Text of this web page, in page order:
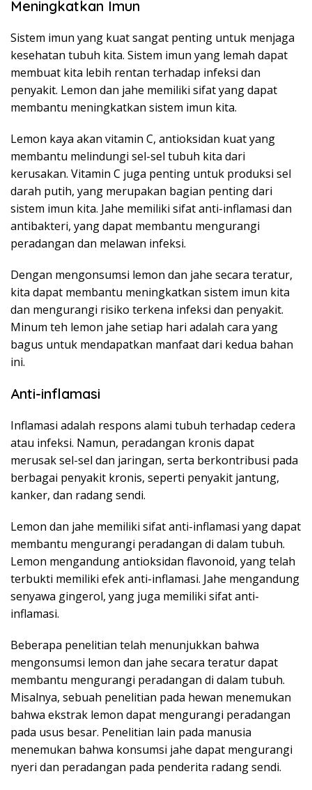
Meningkatkan Imun
Sistem imun yang kuat sangat penting untuk menjaga
kesehatan tubuh kita. Sistem imun yang lemah dapat
membuat kita lebih rentan terhadap infeksi dan
penyakit. Lemon dan jahe memiliki sifat yang dapat
membantu meningkatkan sistem imun kita.
Lemon kaya akan vitamin C, antioksidan kuat yang
membantu melindungi sel-sel tubuh kita dari
kerusakan. Vitamin C juga penting untuk produksi sel
darah putih, yang merupakan bagian penting dari
sistem imun kita. Jahe memiliki sifat anti-inflamasi dan
antibakteri, yang dapat membantu mengurangi
peradangan dan melawan infeksi.
Dengan mengonsumsi lemon dan jahe secara teratur,
kita dapat membantu meningkatkan sistem imun kita
dan mengurangi risiko terkena infeksi dan penyakit.
Minum teh lemon jahe setiap hari adalah cara yang
bagus untuk mendapatkan manfaat dari kedua bahan
ini.
Anti-inflamasi
Inflamasi adalah respons alami tubuh terhadap cedera
atau infeksi. Namun, peradangan kronis dapat
merusak sel-sel dan jaringan, serta berkontribusi pada
berbagai penyakit kronis, seperti penyakit jantung,
kanker, dan radang sendi.
Lemon dan jahe memiliki sifat anti-inflamasi yang dapat
membantu mengurangi peradangan di dalam tubuh.
Lemon mengandung antioksidan flavonoid, yang telah
terbukti memiliki efek anti-inflamasi. Jahe mengandung
senyawa gingerol, yang juga memiliki sifat anti-
inflamasi.
Beberapa penelitian telah menunjukkan bahwa
mengonsumsi lemon dan jahe secara teratur dapat
membantu mengurangi peradangan di dalam tubuh.
Misalnya, sebuah penelitian pada hewan menemukan
bahwa ekstrak lemon dapat mengurangi peradangan
pada usus besar. Penelitian lain pada manusia
menemukan bahwa konsumsi jahe dapat mengurangi
nyeri dan peradangan pada penderita radang sendi.